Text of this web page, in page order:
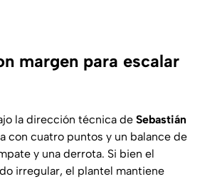
margen para escalar
la dirección técnica de Sebastián
con cuatro puntos y un balance de
y una derrota. Si bien el
irregular, el plantel mantiene